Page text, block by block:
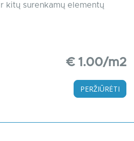
kitų surenkamų elementų
€ 1.00/m2
PERŽIŪRĖTI